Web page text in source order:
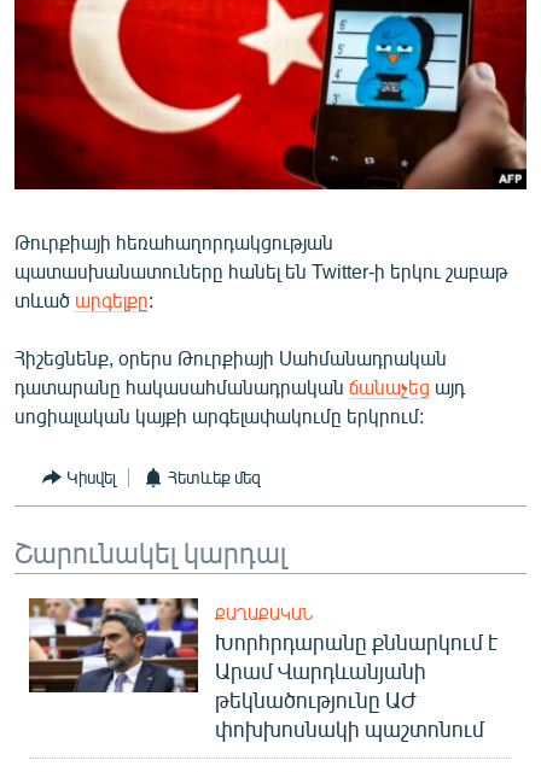
ՄԻՋԱԶԳԱՅԻՆ
ՄՇԱԿՈՒՅԹ
ՍՊՈՐՏ
ՄԵԿՆԱԲԱՆՈՒԹՅՈՒՆ
ՏՏ ԵՒ ԻՆՏԵՐՆԵՏ
ԿՈՐՈՆԱՎԻՐՈՒՍ
ԱՐԽԻՎ
ԲԱՆԱՎԵՃ
ՁԳՏԵԼՈՎ ԼԱՎԱԳՈՒՅՆԻՆ
English
Русский
ՀԵՏԵՎԵՔ ՄԵԶ
Թուրքիայի հեռահաղորդակցության
պատասխանատուները հանել են Twitter-ի երկու շաբաթ
տևած արգելքը:
Հիշեցնենք, օրերս Թուրքիայի Սահմանադրական
դատարանը հակասահմանադրական ճանաչեց այդ
սոցիալական կայքի արգելափակումը երկրում:
Կիսվել Հետևեք մեզ
Շարունակել կարդալ
ՔԱՂԱՔԱԿԱՆ
Խորհրդարանը քննարկում է
Արամ Վարդևանյանի
թեկնածությունը ԱԺ
փոխխոսնակի պաշտոնում